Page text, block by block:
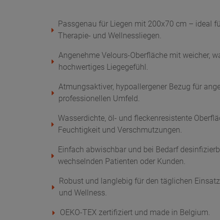
Passgenau für Liegen mit 200x70 cm – ideal
Therapie- und Wellnessliegen.
Angenehme Velours-Oberfläche mit weicher,
hochwertiges Liegegefühl.
Atmungsaktiver, hypoallergener Bezug für
professionellen Umfeld.
Wasserdichte, öl- und fleckenresistente
Feuchtigkeit und Verschmutzungen.
Einfach abwischbar und bei Bedarf
wechselnden Patienten oder Kunden.
Robust und langlebig für den täglichen
und Wellness.
OEKO-TEX zertifiziert und made in Belgium.